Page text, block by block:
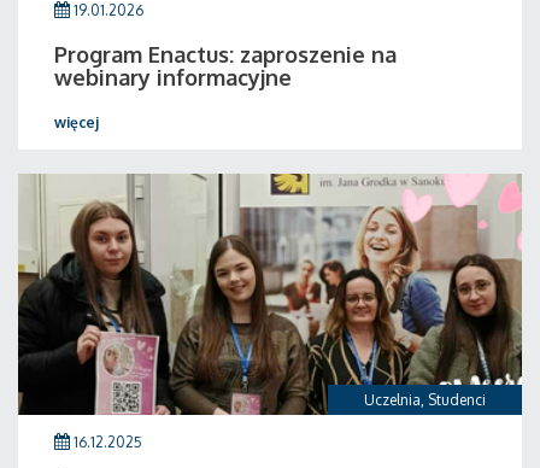
19.01.2026
Program Enactus: zaproszenie na
webinary informacyjne
więcej
Uczelnia, Studenci
16.12.2025